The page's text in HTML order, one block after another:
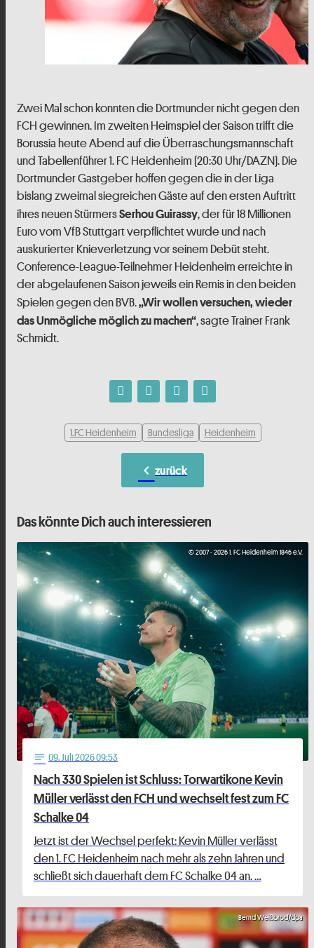
Zwei Mal schon konnten die Dortmunder nicht gegen den
FCH gewinnen. Im zweiten Heimspiel der Saison trifft die
Borussia heute Abend auf die Überraschungsmannschaft
und Tabellenführer 1. FC Heidenheim (20:30 Uhr/DAZN). Die
Dortmunder Gastgeber hoffen gegen die in der Liga
bislang zweimal siegreichen Gäste auf den ersten Auftritt
ihres neuen StürmersSerhou Guirassy, der für 18 Millionen
Euro vom VfB Stuttgart verpflichtet wurde und nach
auskurierter Knieverletzung vor seinem Debüt steht.
Conference-League-Teilnehmer Heidenheim erreichte in
der abgelaufenen Saison jeweils ein Remis in den beiden
Spielen gegen den BVB.„Wir wollen versuchen, wieder
das Unmögliche möglich zu machen“, sagte Trainer Frank
Schmidt.
1.FC Heidenheim Bundesliga Heidenheim
chevron_left zurück
Das könnte Dich auch interessieren
© 2007 - 2026 1. FC Heidenheim 1846 e.V.
notes 09. Juli 2026 09:53
Nach 330 Spielen ist Schluss: Torwartikone Kevin
Müller verlässt den FCH und wechselt fest zum FC
Schalke 04
Jetzt ist der Wechsel perfekt: Kevin Müller verlässt
den 1. FC Heidenheim nach mehr als zehn Jahren und
schließt sich dauerhaft dem FC Schalke 04 an. …
Bernd Weißbrod/dpa